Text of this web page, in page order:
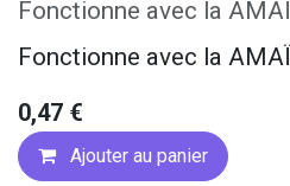
Fonctionne avec la AMAÏ
Fonctionne avec la AMAÏ
0,47 €
Ajouter au panier